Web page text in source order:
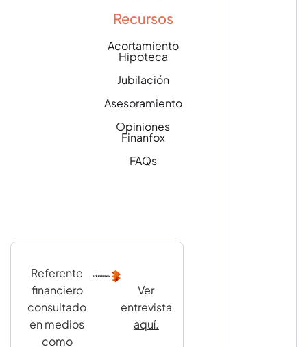
Recursos
Acortamiento
Hipoteca
Jubilación
Asesoramiento
Opiniones
Finanfox
FAQs
Referente
financiero
consultado
en medios
como
Ver
entrevista
aquí.